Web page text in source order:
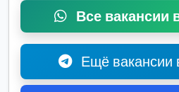
Все
Ещё